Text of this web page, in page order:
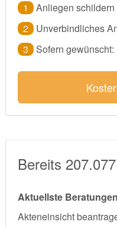
1 Anliegen schildern
2 Unverbindliches
3 Sofern gewünscht:
Bereits 207.077
Aktuellste Beratungen
Akteneinsicht